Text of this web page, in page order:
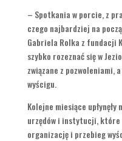
– Spotkania w porcie, z
czego najbardziej na
Gabriela Rolka z fundacji
szybko rozeznać się w
związane z pozwoleniami,
wyścigu.
Kolejne miesiące
urzędów i instytucji, które
organizację i przebieg